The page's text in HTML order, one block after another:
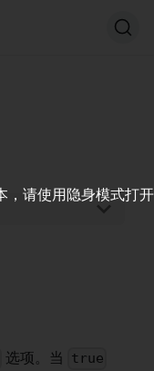
选项。当 true
，请使用隐身模式打开